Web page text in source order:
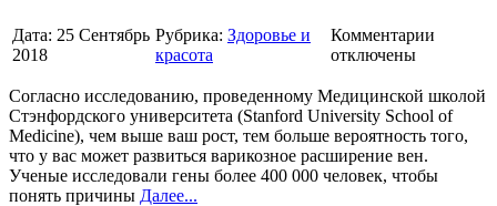
Дата: 25 Сентябрь
2018
Рубрика: Здоровье и
красота
Комментарии
отключены
Согласно исследованию, проведенному Медицинской школой
Стэнфордского университета (Stanford University School of
Medicine), чем выше ваш рост, тем больше вероятность того,
что у вас может развиться варикозное расширение вен.
Ученые исследовали гены более 400 000 человек, чтобы
понять причины Далее...